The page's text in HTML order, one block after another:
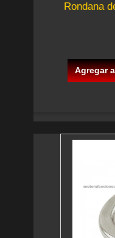
Rondana
Agregar